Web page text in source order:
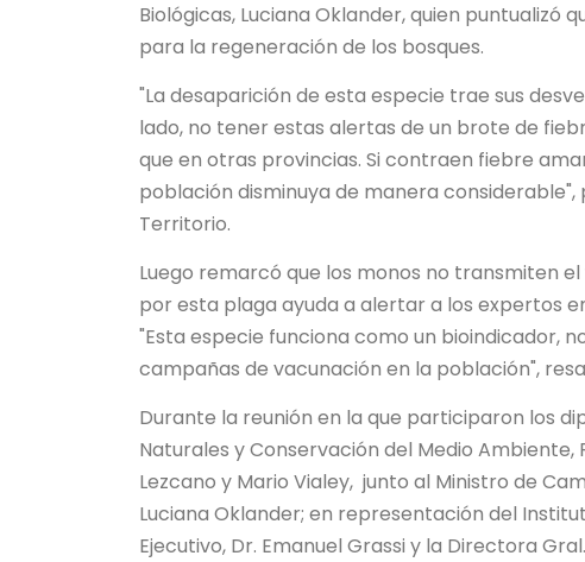
Biológicas, Luciana Oklander, quien puntualizó
para la regeneración de los bosques.
"La desaparición de esta especie trae sus
lado, no tener estas alertas de un brote de
que en otras provincias. Si contraen fiebre
población disminuya de manera
Territorio.
Luego remarcó que los monos no transmiten
por esta plaga ayuda a alertar a los expertos
"Esta especie funciona como un bioindicador,
campañas de vacunación en la población",
Durante la reunión en la que participaron los
Naturales y Conservación del Medio
Lezcano y Mario Vialey, junto al Ministro de
Luciana Oklander; en representación del
Ejecutivo, Dr. Emanuel Grassi y la Directora